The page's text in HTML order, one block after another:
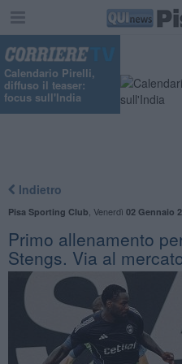
Calendario Pirelli,
diffuso il teaser:
focus sull'India
Indietro
Pisa Sporting Club Venerdì 02 Gennaio
Primo allenamento
Stengs. Via al